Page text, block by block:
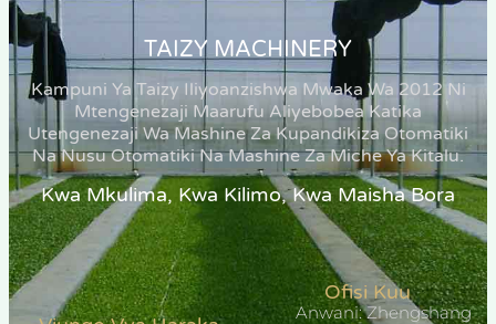
TAIZY MACHINERY
Kampuni Ya Taizy Iliyoanzishwa Mwaka Wa 2012 Ni
Mtengenezaji Maarufu Aliyebobea Katika
Utengenezaji Wa Mashine Za Kupandikiza Otomatiki
Na Nusu Otomatiki Na Mashine Za Miche Ya Kitalu.
Kwa Mkulima, Kwa Kilimo, Kwa Maisha Bora
Ofisi Kuu
Anwani: Zhengshang